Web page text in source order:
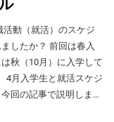
違法な仕事だった」
されています。応募
気をつけてくださ
介や求人情報サイ
ワーク、SNSの投稿
報サイト
も行っています。面
て）今の専攻を選ん
日本に就職したいで
行って、学生の自己
スタッフがそ
font-
細情報（支給団体の
化に関する分野を通
毎月
道45分かかりました。
ました。 ◆地方
使えるケースがある。
したか？ 前回は春入
秋（10月）に入学して
4月入学生と就活スケジ
回の記事で説明しま